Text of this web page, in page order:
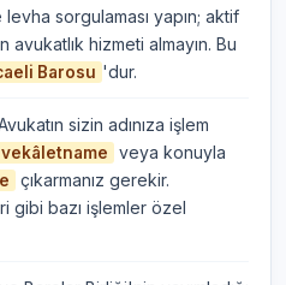
sorgulaması yapın; aktif
avukatlık hizmeti almayın. Bu
Barosu 'dur.
sizin adınıza işlem
veya konuyla
çıkarmanız gerekir.
gibi bazı işlemler özel